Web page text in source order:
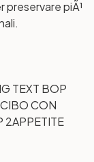
piÃ¹
TEXT BOP
CON
2APPETITE